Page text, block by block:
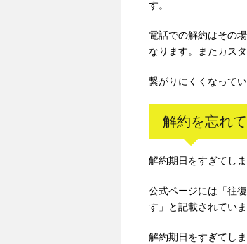
す。
電話での解約はその
なります。またカス
繋がりにくくなって
解約を忘れ
解約期日をすぎてしま
公式ページには「往
す」と記載されていま
解約期日をすぎてし